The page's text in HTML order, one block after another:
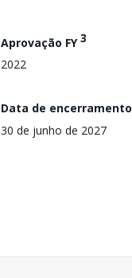
Aprovação FY3
2022
Data de encerramento
30 de junho de 2027